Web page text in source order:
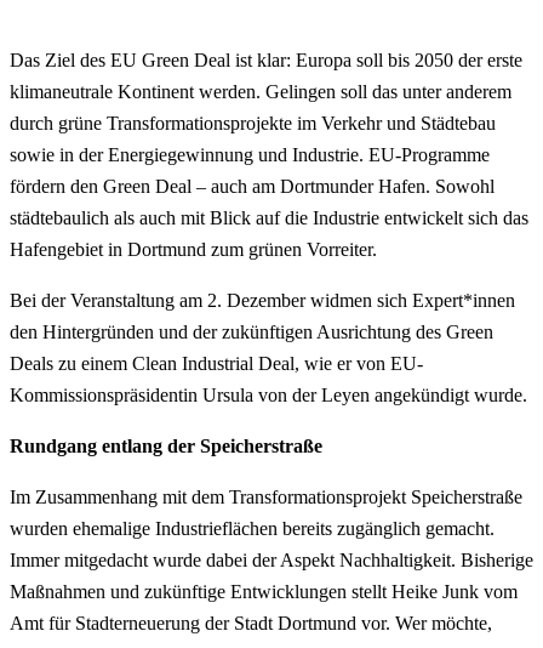
Das Ziel des EU Green Deal ist klar: Europa soll bis 2050 der erste
klimaneutrale Kontinent werden. Gelingen soll das unter anderem
durch grüne Transformationsprojekte im Verkehr und Städtebau
sowie in der Energiegewinnung und Industrie. EU-Programme
fördern den Green Deal – auch am Dortmunder Hafen. Sowohl
städtebaulich als auch mit Blick auf die Industrie entwickelt sich das
Hafengebiet in Dortmund zum grünen Vorreiter.
Bei der Veranstaltung am 2. Dezember widmen sich Expert*innen
den Hintergründen und der zukünftigen Ausrichtung des Green
Deals zu einem Clean Industrial Deal, wie er von EU-
Kommissionspräsidentin Ursula von der Leyen angekündigt wurde.
Rundgang entlang der Speicherstraße
Im Zusammenhang mit dem Transformationsprojekt Speicherstraße
wurden ehemalige Industrieflächen bereits zugänglich gemacht.
Immer mitgedacht wurde dabei der Aspekt Nachhaltigkeit. Bisherige
Maßnahmen und zukünftige Entwicklungen stellt Heike Junk vom
Amt für Stadterneuerung der Stadt Dortmund vor. Wer möchte,